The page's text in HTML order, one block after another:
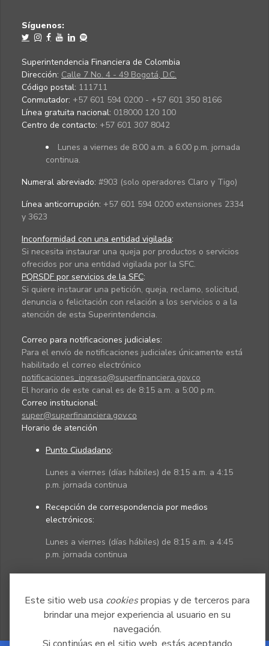
Este sitio web usa cookiespropias y de terceros para
brindar una mejor experiencia al usuario en su
navegación.
Síguenos:
Superintendencia Financiera de Colombia
Dirección: Calle 7 No. 4 - 49 Bogotá, D.C.
Código postal: 111711
Conmutador: +57 601 594 0200 - +57 601 350 8166
Línea gratuita nacional: 018000 120 100
Centro de contacto: +57 601 307 8042
Lunes a viernes de 8:00 a.m. a 6:00 p.m. jornada
continua.
Numeral abreviado: #903 (solo operadores Claro y Tigo)
Línea anticorrupción: +57 601 594 0200 extensiones 2334
y 3623
Inconformidad con una entidad vigilada:
Si necesita instaurar una queja por productos o servicios
ofrecidos por una entidad vigilada por la SFC.
PQRSDF por servicios de la SFC:
Si quiere instaurar una petición, queja, reclamo, solicitud,
denuncia o felicitación con relación a los servicios o a la
atención de esta Superintendencia.
Correo para notificaciones judiciales:
Para el envío de notificaciones judiciales únicamente está
habilitado el correo electrónico
notificaciones_ingreso@superfinanciera.gov.co
El horario de este canal es de 8:15 a.m. a 5:00 p.m.
Correo institucional:
super@superfinanciera.gov.co
Horario de atención
Punto Ciudadano:
Lunes a viernes (días hábiles) de 8:15 a.m. a 4:15
p.m. jornada continua
Recepción de correspondencia por medios
electrónicos:
Lunes a viernes (días hábiles) de 8:15 a.m. a 4:45
p.m. jornada continua